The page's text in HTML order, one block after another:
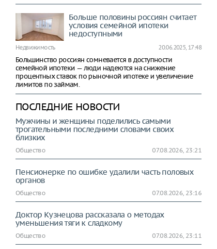
Больше половины россиян считает
условия семейной ипотеки
недоступными
Недвижимость 20.06.2025, 17:48
Большинство россиян сомневается в доступности
семейной ипотеки — люди надеются на снижение
процентных ставок по рыночной ипотеке и увеличение
лимитов по займам.
ПОСЛЕДНИЕ НОВОСТИ
Мужчины и женщины поделились самыми
трогательными последними словами своих
близких
Общество 07.08.2026, 23:21
Пенсионерке по ошибке удалили часть половых
органов
Общество 07.08.2026, 23:16
Доктор Кузнецова рассказала о методах
уменьшения тяги к сладкому
Общество 07.08.2026, 23:11